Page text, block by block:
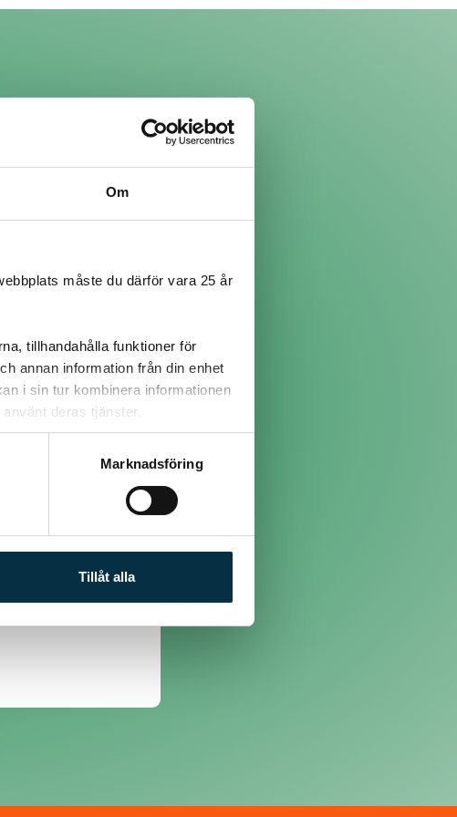
Om
måste du därför vara 25 år
tillhandahålla funktioner för
annan information från din enhet
i sin tur kombinera informationen
deras tjänster.
Marknadsföring
Tillåt alla
veckor innan jag fick ett